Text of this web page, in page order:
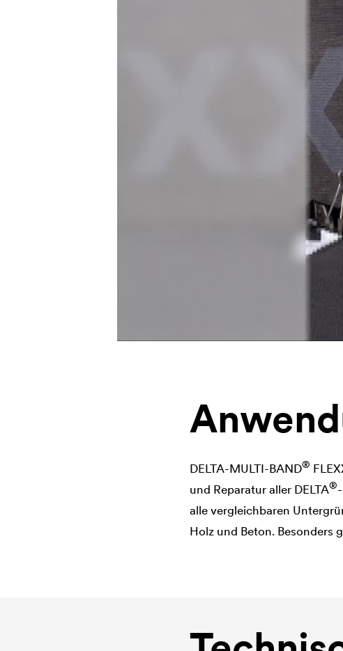
DELTA-MULTI-BAND®
und Reparatur aller DELTA®
alle vergleichbaren
Holz und Beton. Besonders